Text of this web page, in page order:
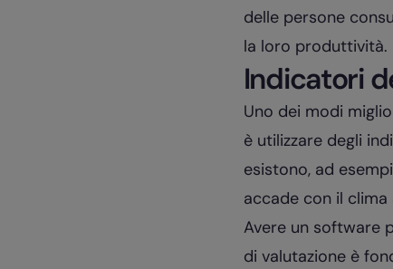
delle persone
la loro produttività.
Indicatori
Uno dei modi
è utilizzare degli
esistono, ad
accade con il clima
Avere un software
di valutazione è